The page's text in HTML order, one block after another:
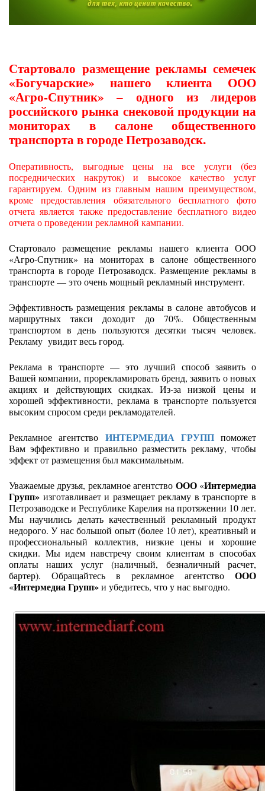
Стартовало размещение рекламы семечек
«Богучарские» нашего клиента ООО
«Агро-Спутник» – одного из лидеров
российского рынка снековой продукции на
мониторах в салоне общественного
транспорта в городе Петрозаводск.
Оперативность, выгодные цены на все услуги (без
посреднических накруток) и высокое качество услуг
гарантируем. Одним из главным нашим преимуществом,
кроме предоставления обязательного бесплатного фото
отчета является также предоставление бесплатного видео
отчета о проведении рекламной кампании.
Стартовало размещение рекламы нашего клиента ООО
«Агро-Спутник» на мониторах в салоне общественного
транспорта в городе Петрозаводск. Размещение рекламы в
транспорте — это очень мощный рекламный инструмент.
Эффективность размещения рекламы в салоне автобусов и
маршрутных такси доходит до 70%. Общественным
транспортом в день пользуются десятки тысяч человек.
Рекламу увидит весь город.
Реклама в транспорте — это лучший способ заявить о
Вашей компании, прорекламировать бренд, заявить о новых
акциях и действующих скидках. Из-за низкой цены и
хорошей эффективности, реклама в транспорте пользуется
высоким спросом среди рекламодателей.
Рекламное агентство ИНТЕРМЕДИА ГРУПП поможет
Вам эффективно и правильно разместить рекламу, чтобы
эффект от размещения был максимальным.
Уважаемые друзья, рекламное агентство ООО«Интермедиа
Групп» изготавливает и размещает рекламу в транспорте в
Петрозаводске и Республике Карелия на протяжении 10 лет.
Мы научились делать качественный рекламный продукт
недорого. У нас большой опыт (более 10 лет), креативный и
профессиональный коллектив, низкие цены и хорошие
скидки. Мы идем навстречу своим клиентам в способах
оплаты наших услуг (наличный, безналичный расчет,
бартер). Обращайтесь в рекламное агентство ООО
«Интермедиа Групп»и убедитесь, что у нас выгодно.